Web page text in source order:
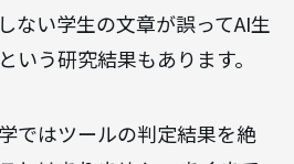
ない学生の文章が誤ってAI生
いう研究結果もあります。
ではツールの判定結果を絶